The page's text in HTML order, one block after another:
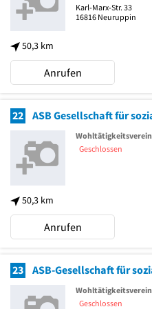
50,3 km
Karl-Marx-Str. 33
16816 Neuruppin
Anrufen
22
50,3 km
Wohltätigkeitsverein
Geschlossen
Anrufen
23
Wohltätigkeitsverein
Geschlossen